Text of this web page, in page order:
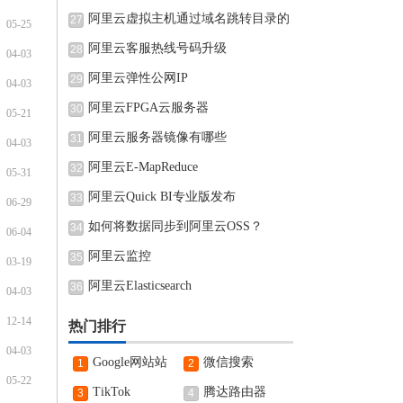
05-25
04-03
04-03
05-21
04-03
05-31
06-29
06-04
03-19
04-03
12-14
04-03
05-22
27 阿里云虚拟主机通过域名跳转目录的
28 阿里云客服热线号码升级
29 阿里云弹性公网IP
30 阿里云FPGA云服务器
31 阿里云服务器镜像有哪些
32 阿里云E-MapReduce
33 阿里云Quick BI专业版发布
34 如何将数据同步到阿里云OSS？
35 阿里云监控
36 阿里云Elasticsearch
热门排行
1
Google网站站
长中心
2 微信搜索
3 TikTok 4 腾达路由器